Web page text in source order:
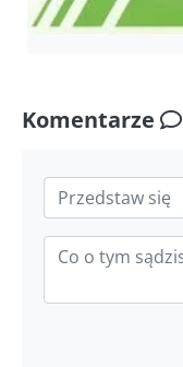
Komentarze